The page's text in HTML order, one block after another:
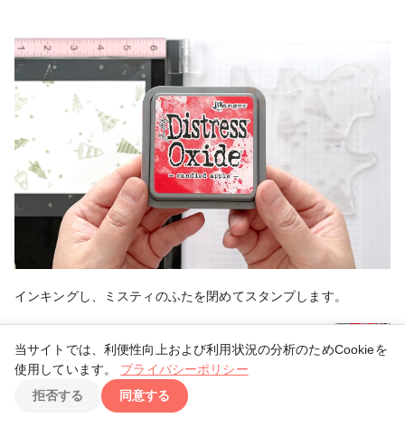
インキングし、ミスティのふたを閉めてスタンプします。
当サイトでは、利便性向上および利用状況の分析のためCookieを
使用しています。
プライバシーポリシー
拒否する
同意する